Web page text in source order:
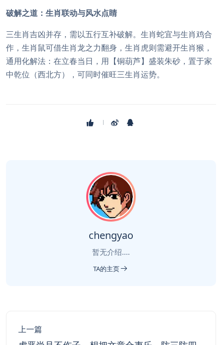
破解之道：生肖联动与风水点睛
三生肖吉凶并存，需以五行互补破解。生肖蛇宜与生肖鸡合
作，生肖鼠可借生肖龙之力翻身，生肖虎则需避开生肖猴，
通用化解法：在立春当日，用【铜葫芦】盛装朱砂，置于家
中乾位（西北方），可同时催旺三生肖运势。
chengyao
暂无介绍....
TA的主页
上一篇